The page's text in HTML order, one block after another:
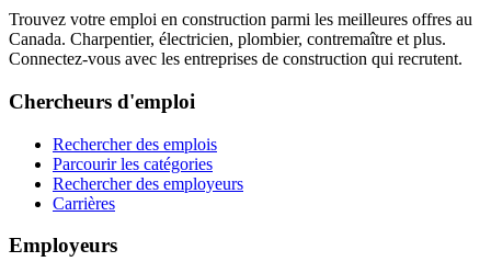
Trouvez votre emploi en construction parmi les meilleures offres au
Canada. Charpentier, électricien, plombier, contremaître et plus.
Connectez-vous avec les entreprises de construction qui recrutent.
Chercheurs d'emploi
Rechercher des emplois
Parcourir les catégories
Rechercher des employeurs
Carrières
Employeurs